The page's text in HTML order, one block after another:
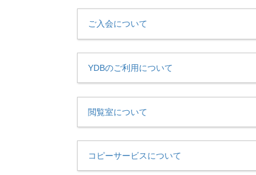
ご入会について
YDBのご利用について
閲覧室について
コピーサービスについて